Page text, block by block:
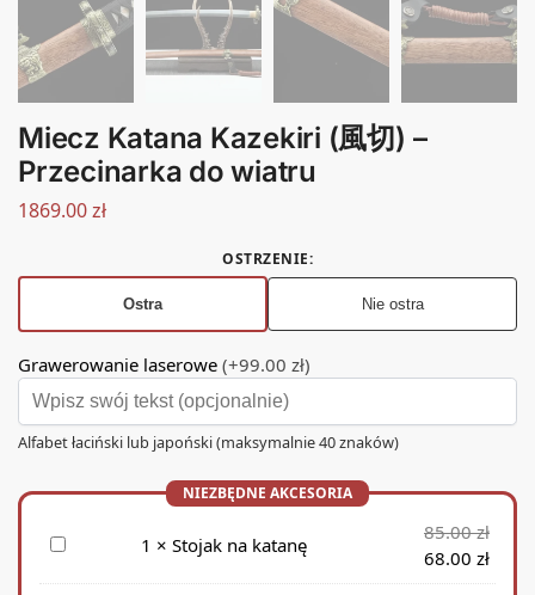
Miecz Katana Kazekiri (風切) –
Przecinarka do wiatru
1869.00zł
OSTRZENIE:
Ostra Nie ostra
Grawerowanie laserowe (+99.00 zł)
Alfabet łaciński lub japoński (maksymalnie 40 znaków)
S
1 × Stojak na katanę
85.00zł
68.00 zł